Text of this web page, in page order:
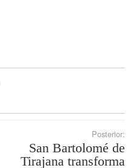
Posterior:
San Bartolomé de
Tirajana transforma